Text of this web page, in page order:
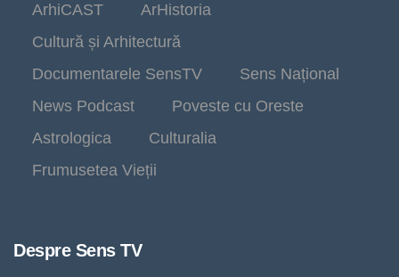
ArhiCAST
ArHistoria
Cultură și Arhitectură
Documentarele SensTV
Sens Național
News Podcast
Poveste cu Oreste
Astrologica
Culturalia
Frumusetea Vieții
Despre Sens TV